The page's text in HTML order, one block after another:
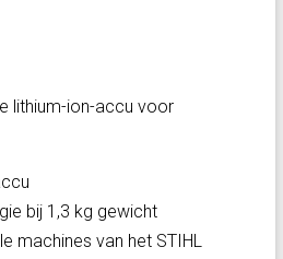
lithium-ion-accu voor
bij 1,3 kg gewicht
machines van het STIHL